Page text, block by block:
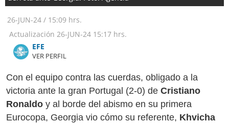
26-JUN-24 / 15:09 hrs.
Actualización 26-JUN-24 15:17 hrs.
​​​​​​​EFE
VER PERFIL
Con el equipo contra las cuerdas, obligado a la
victoria ante la gran Portugal (2-0) de Cristiano
Ronaldo y al borde del abismo en su primera
Eurocopa, Georgia vio cómo su referente, Khvicha